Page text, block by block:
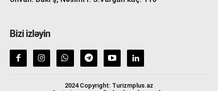
Bizi izləyin
2024 Copyright: Turizmplus.az